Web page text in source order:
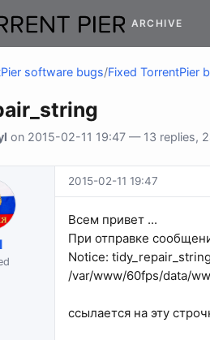
ARCHIVE
software bugs/Fixed TorrentPier
on 2015-02-11 19:47 — 13 replies,
2015-02-11 19:47
Всем привет ...
При отправке
Notice:
/var/www/60fps/data/
ссылается на эту